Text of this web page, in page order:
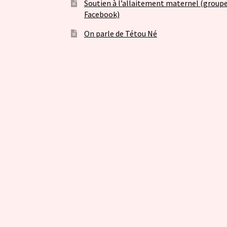
Soutien à l’allaitement maternel
Facebook)
On parle de Tétou Né